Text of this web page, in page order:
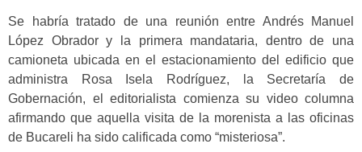
Se habría tratado de una reunión entre Andrés Manuel
López Obrador y la primera mandataria, dentro de una
camioneta ubicada en el estacionamiento del edificio que
administra Rosa Isela Rodríguez, la Secretaría de
Gobernación, el editorialista comienza su video columna
afirmando que aquella visita de la morenista a las oficinas
de Bucareli ha sido calificada como “misteriosa”.